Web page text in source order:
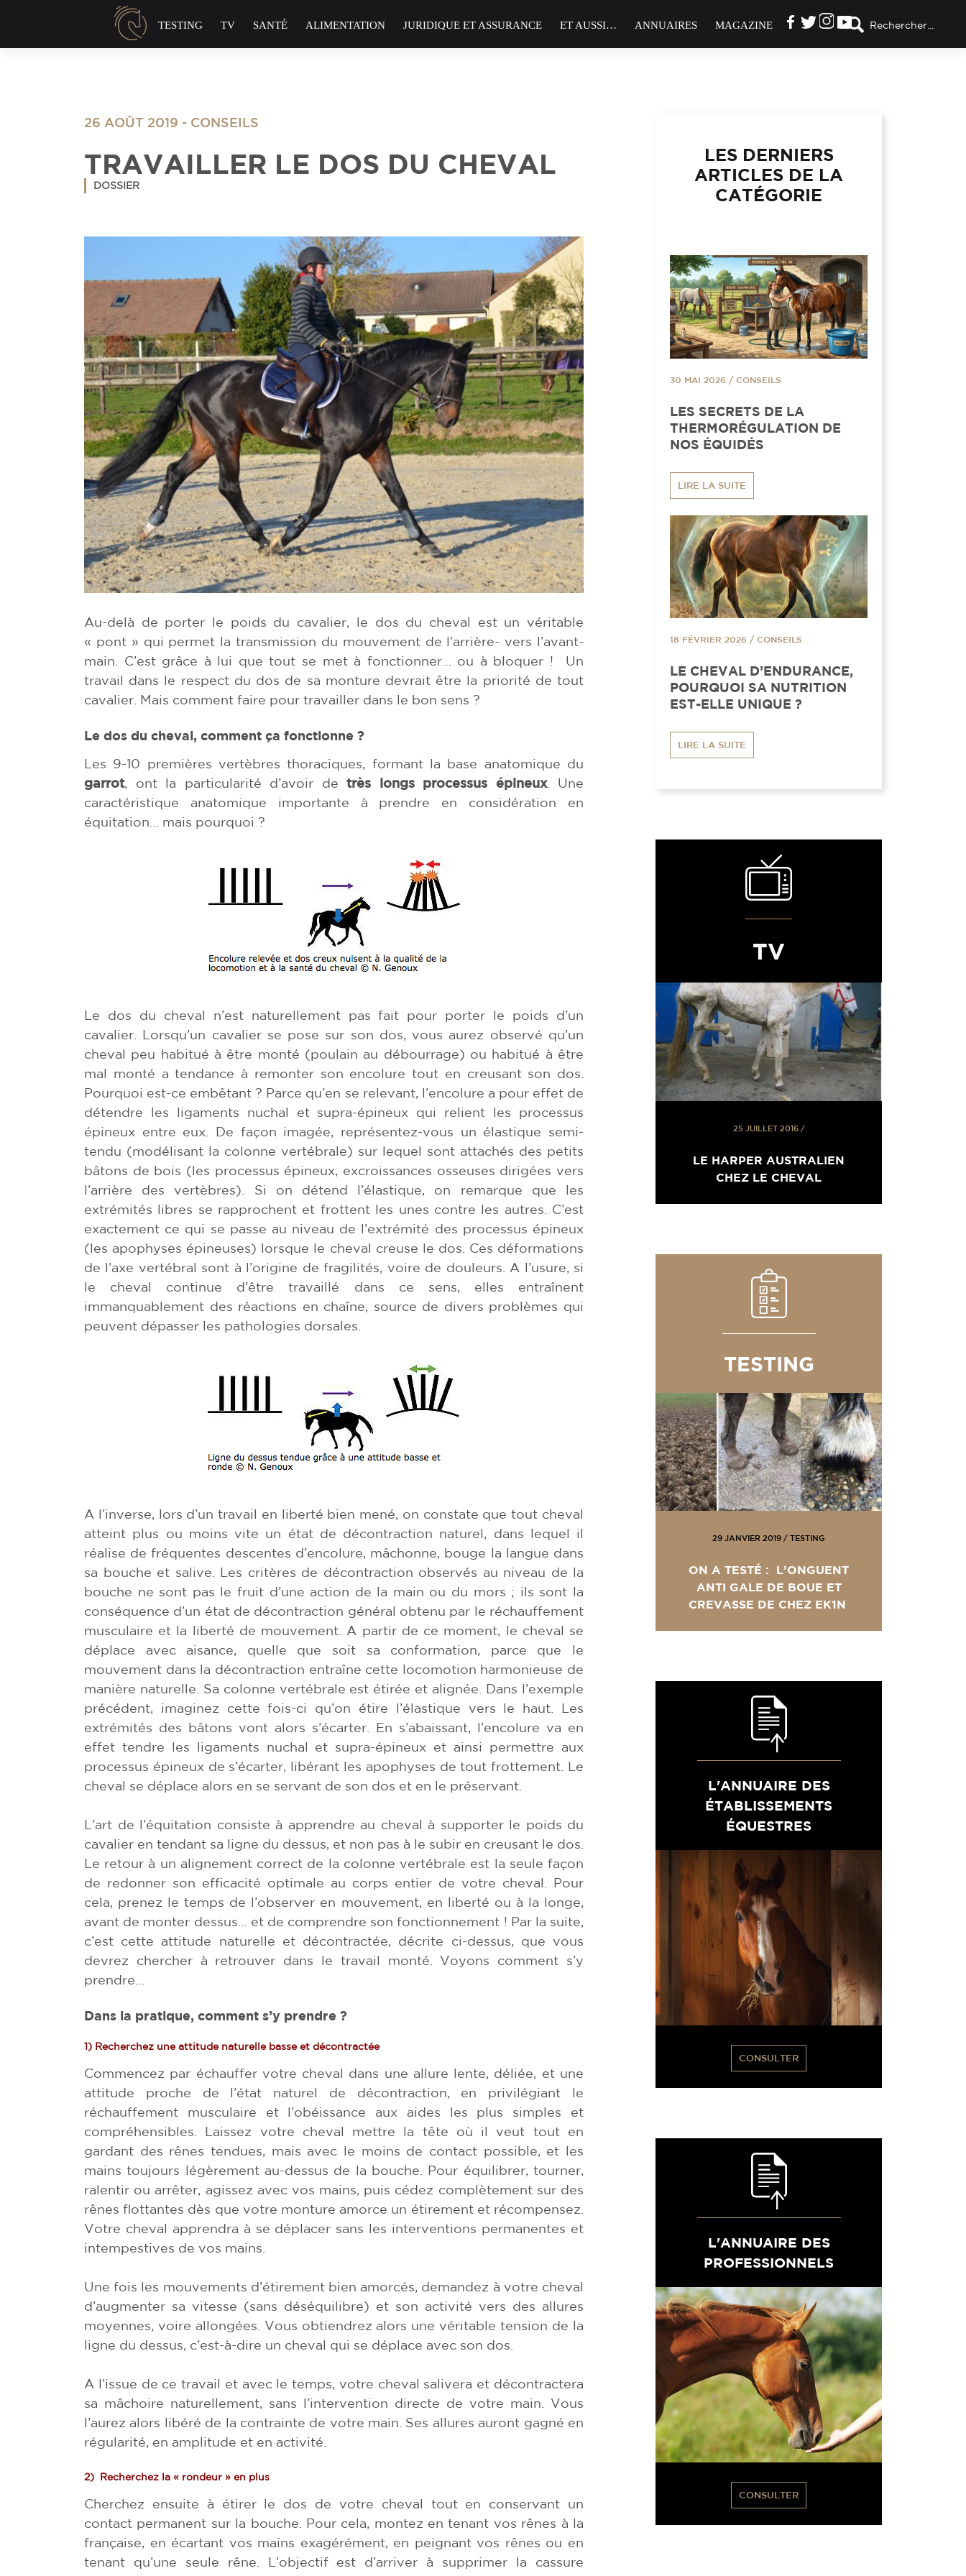
Rechercher...
TESTING TV SANTÉ ALIMENTATION JURIDIQUE ET ASSURANCE ET AUSSI… ANNUAIRES MAGAZINE
26 AOÛT 2019 - CONSEILS
TRAVAILLER LE DOS DU CHEVAL
DOSSIER
Au-delà de porter le poids du cavalier, le dos du cheval est un véritable
« pont » qui permet la transmission du mouvement de l’arrière- vers l’avant-
main. C’est grâce à lui que tout se met à fonctionner… ou à bloquer ! Un
travail dans le respect du dos de sa monture devrait être la priorité de tout
cavalier. Mais comment faire pour travailler dans le bon sens ?
Le dos du cheval, comment ça fonctionne ?
Les 9-10 premières vertèbres thoraciques, formant la base anatomique du
garrot, ont la particularité d’avoir de très longs processus épineux. Une
caractéristique anatomique importante à prendre en considération en
équitation… mais pourquoi ?
Le dos du cheval n’est naturellement pas fait pour porter le poids d’un
cavalier. Lorsqu’un cavalier se pose sur son dos, vous aurez observé qu’un
cheval peu habitué à être monté (poulain au débourrage) ou habitué à être
mal monté a tendance à remonter son encolure tout en creusant son dos.
Pourquoi est-ce embêtant ? Parce qu’en se relevant, l’encolure a pour effet de
détendre les ligaments nuchal et supra-épineux qui relient les processus
épineux entre eux. De façon imagée, représentez-vous un élastique semi-
tendu (modélisant la colonne vertébrale) sur lequel sont attachés des petits
bâtons de bois (les processus épineux, excroissances osseuses dirigées vers
l’arrière des vertèbres). Si on détend l’élastique, on remarque que les
extrémités libres se rapprochent et frottent les unes contre les autres. C’est
exactement ce qui se passe au niveau de l’extrémité des processus épineux
(les apophyses épineuses) lorsque le cheval creuse le dos. Ces déformations
de l’axe vertébral sont à l’origine de fragilités, voire de douleurs. A l’usure, si
le cheval continue d’être travaillé dans ce sens, elles entraînent
immanquablement des réactions en chaîne, source de divers problèmes qui
peuvent dépasser les pathologies dorsales.
A l’inverse, lors d’un travail en liberté bien mené, on constate que tout cheval
atteint plus ou moins vite un état de décontraction naturel, dans lequel il
réalise de fréquentes descentes d’encolure, mâchonne, bouge la langue dans
sa bouche et salive. Les critères de décontraction observés au niveau de la
bouche ne sont pas le fruit d’une action de la main ou du mors ; ils sont la
conséquence d’un état de décontraction général obtenu par le réchauffement
musculaire et la liberté de mouvement. A partir de ce moment, le cheval se
déplace avec aisance, quelle que soit sa conformation, parce que le
mouvement dans la décontraction entraîne cette locomotion harmonieuse de
manière naturelle. Sa colonne vertébrale est étirée et alignée. Dans l’exemple
précédent, imaginez cette fois-ci qu’on étire l’élastique vers le haut. Les
extrémités des bâtons vont alors s’écarter. En s’abaissant, l’encolure va en
effet tendre les ligaments nuchal et supra-épineux et ainsi permettre aux
processus épineux de s’écarter, libérant les apophyses de tout frottement. Le
cheval se déplace alors en se servant de son dos et en le préservant.
L’art de l’équitation consiste à apprendre au cheval à supporter le poids du
cavalier en tendant sa ligne du dessus, et non pas à le subir en creusant le dos.
Le retour à un alignement correct de la colonne vertébrale est la seule façon
de redonner son efficacité optimale au corps entier de votre cheval. Pour
cela, prenez le temps de l’observer en mouvement, en liberté ou à la longe,
avant de monter dessus… et de comprendre son fonctionnement ! Par la suite,
c’est cette attitude naturelle et décontractée, décrite ci-dessus, que vous
devrez chercher à retrouver dans le travail monté. Voyons comment s’y
prendre…
Dans la pratique, comment s’y prendre ?
1) Recherchez une attitude naturelle basse et décontractée
Commencez par échauffer votre cheval dans une allure lente, déliée, et une
attitude proche de l’état naturel de décontraction, en privilégiant le
réchauffement musculaire et l’obéissance aux aides les plus simples et
compréhensibles. Laissez votre cheval mettre la tête où il veut tout en
gardant des rênes tendues, mais avec le moins de contact possible, et les
mains toujours légèrement au-dessus de la bouche. Pour équilibrer, tourner,
ralentir ou arrêter, agissez avec vos mains, puis cédez complètement sur des
rênes flottantes dès que votre monture amorce un étirement et récompensez.
Votre cheval apprendra à se déplacer sans les interventions permanentes et
intempestives de vos mains.
Une fois les mouvements d’étirement bien amorcés, demandez à votre cheval
d’augmenter sa vitesse (sans déséquilibre) et son activité vers des allures
moyennes, voire allongées. Vous obtiendrez alors une véritable tension de la
ligne du dessus, c’est-à-dire un cheval qui se déplace avec son dos.
A l’issue de ce travail et avec le temps, votre cheval salivera et décontractera
sa mâchoire naturellement, sans l’intervention directe de votre main. Vous
l’aurez alors libéré de la contrainte de votre main. Ses allures auront gagné en
régularité, en amplitude et en activité.
2) Recherchez la « rondeur » en plus
Cherchez ensuite à étirer le dos de votre cheval tout en conservant un
contact permanent sur la bouche. Pour cela, montez en tenant vos rênes à la
française, en écartant vos mains exagérément, en peignant vos rênes ou en
tenant qu’une seule rêne. L’objectif est d’arriver à supprimer la cassure
LES DERNIERS
ARTICLES DE LA
CATÉGORIE
30 MAI 2026 / CONSEILS
LES SECRETS DE LA
THERMORÉGULATION DE
NOS ÉQUIDÉS
LIRE LA SUITE
18 FÉVRIER 2026 / CONSEILS
LE CHEVAL D’ENDURANCE,
POURQUOI SA NUTRITION
EST-ELLE UNIQUE ?
LIRE LA SUITE
TV
25 JUILLET 2016/
LE HARPER AUSTRALIEN
CHEZ LE CHEVAL
TESTING
29 JANVIER 2019 / TESTING
ON A TESTÉ : L’ONGUENT
ANTI GALE DE BOUE ET
CREVASSE DE CHEZ EK1N
L'ANNUAIRE DES
ÉTABLISSEMENTS
ÉQUESTRES
CONSULTER
L'ANNUAIRE DES
PROFESSIONNELS
CONSULTER
Panneau de gestion des cookies